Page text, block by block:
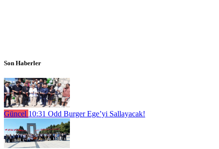
Son Haberler
Güncel 10:31 Odd Burger Ege’yi Sallayacak!